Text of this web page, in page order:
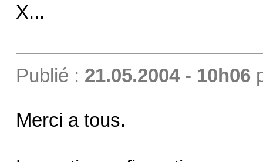
X...
Publié : 21.05.2004 - 10h06
Merci a tous.